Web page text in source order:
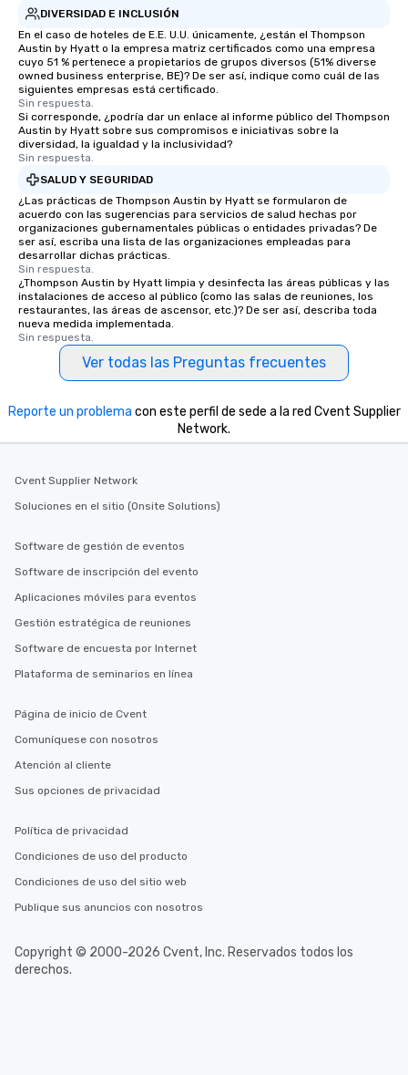
DIVERSIDAD E INCLUSIÓN
En el caso de hoteles de E.E. U.U. únicamente, ¿están el Thompson
Austin by Hyatt o la empresa matriz certificados como una empresa
cuyo 51 % pertenece a propietarios de grupos diversos (51% diverse
owned business enterprise, BE)? De ser así, indique como cuál de las
siguientes empresas está certificado.
Sin respuesta.
Si corresponde, ¿podría dar un enlace al informe público del Thompson
Austin by Hyatt sobre sus compromisos e iniciativas sobre la
diversidad, la igualdad y la inclusividad?
Sin respuesta.
SALUD Y SEGURIDAD
¿Las prácticas de Thompson Austin by Hyatt se formularon de
acuerdo con las sugerencias para servicios de salud hechas por
organizaciones gubernamentales públicas o entidades privadas? De
ser así, escriba una lista de las organizaciones empleadas para
desarrollar dichas prácticas.
Sin respuesta.
¿Thompson Austin by Hyatt limpia y desinfecta las áreas públicas y las
instalaciones de acceso al público (como las salas de reuniones, los
restaurantes, las áreas de ascensor, etc.)? De ser así, describa toda
nueva medida implementada.
Sin respuesta.
Ver todas las Preguntas frecuentes
Reporte un problema con este perfil de sede a la red Cvent Supplier
Network.
Cvent Supplier Network
Soluciones en el sitio (Onsite Solutions)
Software de gestión de eventos
Software de inscripción del evento
Aplicaciones móviles para eventos
Gestión estratégica de reuniones
Software de encuesta por Internet
Plataforma de seminarios en línea
Página de inicio de Cvent
Comuníquese con nosotros
Atención al cliente
Sus opciones de privacidad
Política de privacidad
Condiciones de uso del producto
Condiciones de uso del sitio web
Publique sus anuncios con nosotros
Copyright © 2000-2026 Cvent, Inc. Reservados todos los
derechos.